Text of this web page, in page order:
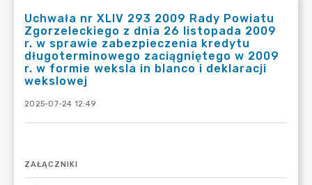
Uchwała nr XLIV 293 2009 Rady Powiatu
Zgorzeleckiego z dnia 26 listopada 2009
r. w sprawie zabezpieczenia kredytu
długoterminowego zaciągniętego w 2009
r. w formie weksla in blanco i deklaracji
wekslowej
2025-07-24 12:49
ZAŁĄCZNIKI